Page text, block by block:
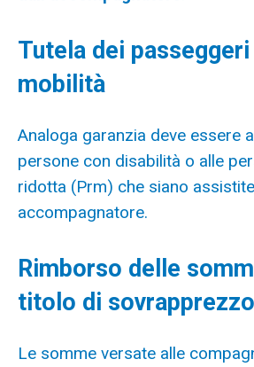
Tutela dei
mobilità
Analoga garanzia deve essere
persone con disabilità o alle
ridotta (Prm) che siano
accompagnatore.
Rimborso delle
titolo di sovrapprezzo
Le somme versate alle